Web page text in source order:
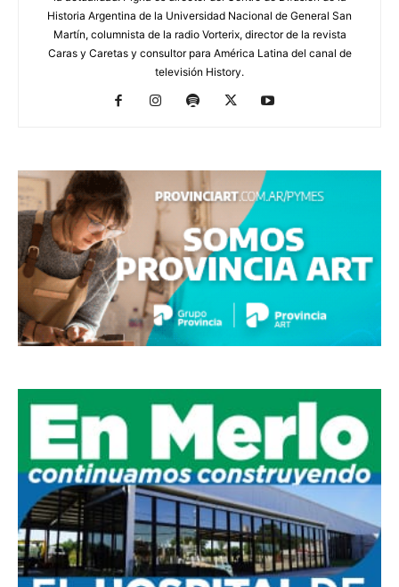
Historia Argentina de la Universidad Nacional de General San
Martín, columnista de la radio Vorterix, director de la revista
Caras y Caretas y consultor para América Latina del canal de
televisión History.